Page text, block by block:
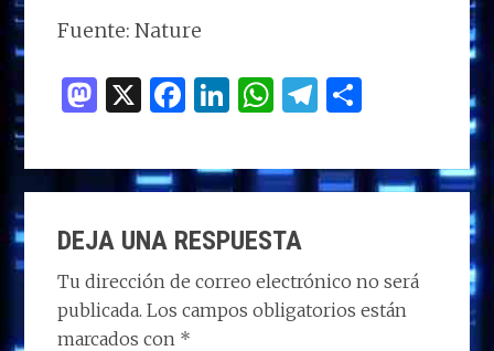
Fuente: Nature
M
to
d
o
n
X F
ce
b
o
o
k
Li
k
e
dI
n
W
at
s
A
p
p
T
e
g
m
m
p
ti
r
INTERACCIONES
CON
LOS
LECTORES
DEJA UNA RESPUESTA
Tu dirección de correo electrónico no será
publicada. Los campos obligatorios están
marcados con *